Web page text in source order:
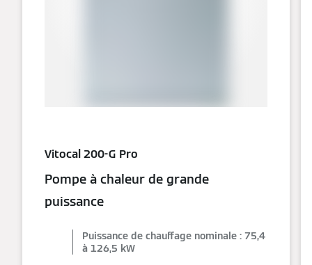
Vitocal 200-G Pro
Pompe à chaleur de grande
puissance
Puissance de chauffage nominale : 75,4
à 126,5 kW